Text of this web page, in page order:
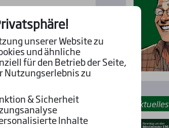
Aktu­el­les
unserer Website zu
und ähnliche
für den Betrieb der Seite,
Nutzungserlebnis zu
& Sicherheit
Inhalte